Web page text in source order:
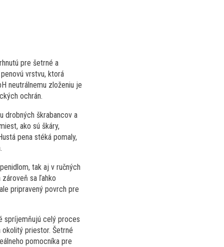
pre šetrné a
vrstvu, ktorá
neutrálnemu zloženiu je
ochrán.
drobných škrabancov a
ako sú škáry,
pena stéká pomaly,
tak aj v ručných
sa ľahko
pripravený povrch pre
spríjemňujú celý proces
priestor. Šetrné
pomocníka pre